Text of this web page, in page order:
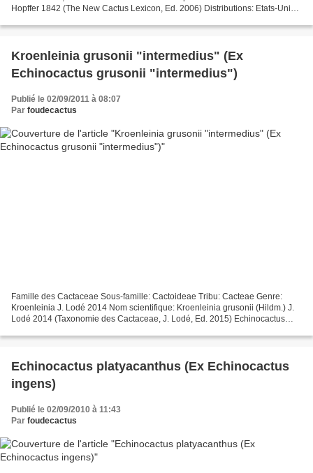
Hopffer 1842 (The New Cactus Lexicon, Ed. 2006) Distributions: Etats-Unis
Kroenleinia grusonii "intermedius" (Ex
Echinocactus grusonii "intermedius")
Publié le 02/09/2011 à 08:07
Par foudecactus
Famille des Cactaceae Sous-famille: Cactoideae Tribu: Cacteae Genre:
Kroenleinia J. Lodé 2014 Nom scientifique: Kroenleinia grusonii (Hildm.) J.
Lodé 2014 (Taxonomie des Cactaceae, J. Lodé, Ed. 2015) Echinocactus
Echinocactus platyacanthus (Ex Echinocactus
ingens)
Publié le 02/09/2010 à 11:43
Par foudecactus